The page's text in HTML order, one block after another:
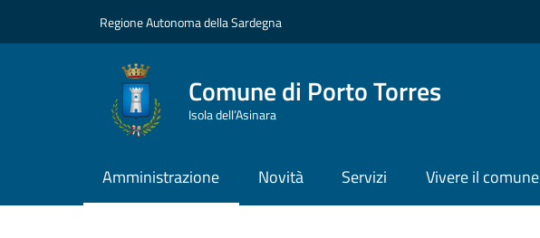
Regione Autonoma della Sardegna
Comune di Porto Torres
Isola dell’Asinara
Amministrazione Novità Servizi Vivere il comune